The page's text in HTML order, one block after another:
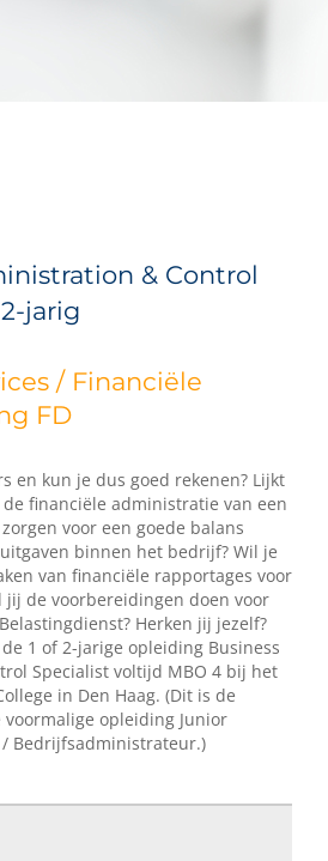
& Control
jarig
/ Financiële
FD
en kun je dus goed rekenen? Lijkt
financiële administratie van een
voor een goede balans
binnen het bedrijf? Wil je
van financiële rapportages voor
jij de voorbereidingen doen voor
Herken jij jezelf?
1 of 2-jarige opleiding Business
Specialist voltijd MBO 4 bij het
in Den Haag. (Dit is de
opleiding Junior
Bedrijfsadministrateur.)